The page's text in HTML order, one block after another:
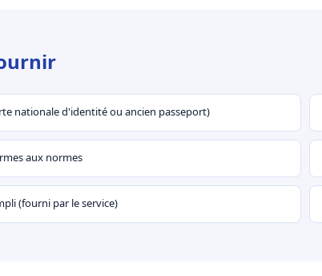
nationale d'identité ou ancien passeport)
aux normes
(fourni par le service)